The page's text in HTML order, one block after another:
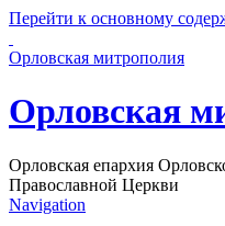
Перейти к основному
Орловская митрополия
Орловская
Орловская епархия
Православной Церкви
Navigation